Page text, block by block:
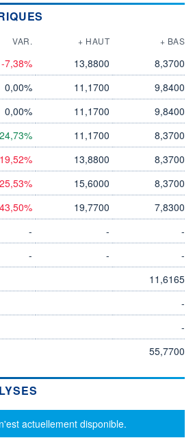
VAR. + HAUT + BAS
-7,38% 13,8800
8,3700
0,00% 11,1700
9,8400
0,00% 11,1700
9,8400
11,1700
8,3700
13,8800
8,3700
15,6000
8,3700
19,7700
7,8300
- -
-
- -
-
11,6165
-
-
55,7700
actuellement disponible.